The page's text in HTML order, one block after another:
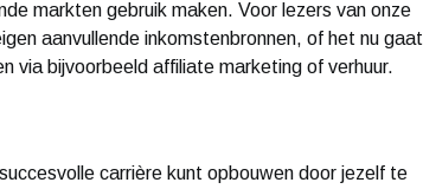
markten gebruik maken. Voor lezers van onze
aanvullende inkomstenbronnen, of het nu gaat
via bijvoorbeeld affiliate marketing of verhuur.
carrière kunt opbouwen door jezelf te